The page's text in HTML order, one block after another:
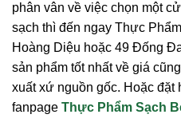
phân vân về việc chọn một
sạch thì đến ngay Thực
Hoàng Diệu hoặc 49 Đống
sản phẩm tốt nhất về giá
xuất xứ nguồn gốc. Hoặc đặt
fanpage Thực Phẩm Sạch